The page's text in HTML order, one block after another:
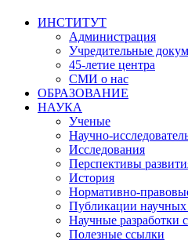
ИНСТИТУТ
Администрация
Учредительные
45-летие центра
СМИ о нас
ОБРАЗОВАНИЕ
НАУКА
Ученые
Научно-
Исследования
Перспективы
История
Нормативно-
Публикации
Научные
Полезные ссылки